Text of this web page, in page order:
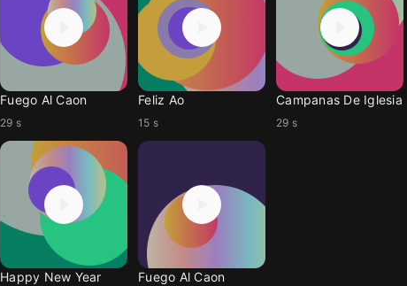
Fuego Al Caon
29 s
Feliz Ao
15 s
Campanas De Iglesia
29 s
Happy New Year Fuego Al Caon